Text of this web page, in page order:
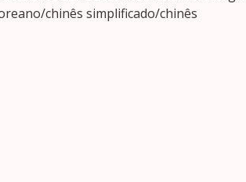
chinês simplificado/chinês